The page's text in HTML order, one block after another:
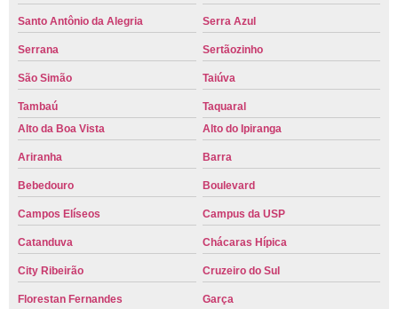
Santo Antônio da Alegria Serra Azul
Serrana Sertãozinho
São Simão Taiúva
Tambaú
Taquaral
Alto da Boa Vista
Alto do Ipiranga
Ariranha Barra
Bebedouro Boulevard
Campos Elíseos Campus da USP
Catanduva Chácaras Hípica
City Ribeirão Cruzeiro do Sul
Florestan Fernandes Garça